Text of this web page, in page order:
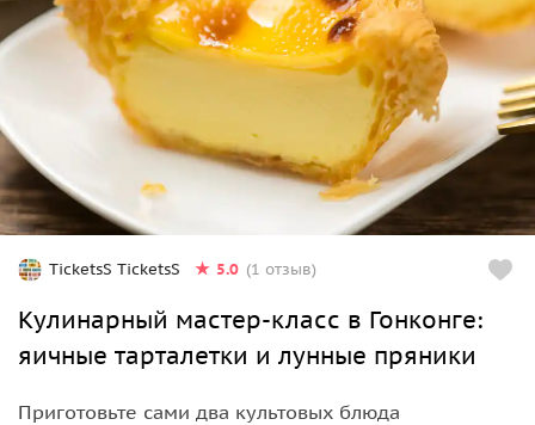
TicketsS TicketsS 5.0 (1 отзыв)
Кулинарный мастер‑класс в Гонконге:
яичные тарталетки и лунные пряники
Приготовьте сами два культовых блюда